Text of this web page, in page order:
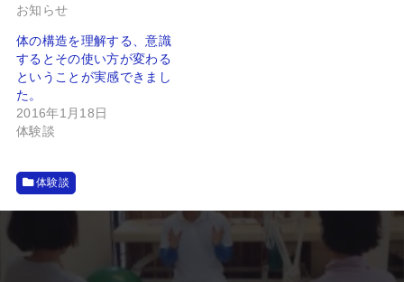
お知らせ
体の構造を理解する、意識
するとその使い方が変わる
ということが実感できまし
た。
2016年1月18日
体験談
体験談